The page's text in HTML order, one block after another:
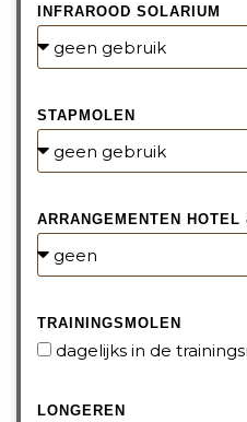
INFRAROOD SOLARIUM
STAPMOLEN
ARRANGEMENTEN HOTEL
TRAININGSMOLEN
dagelijks in de
LONGEREN